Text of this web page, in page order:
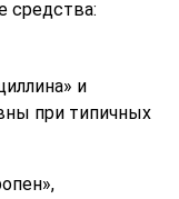
средства:
и
при типичных